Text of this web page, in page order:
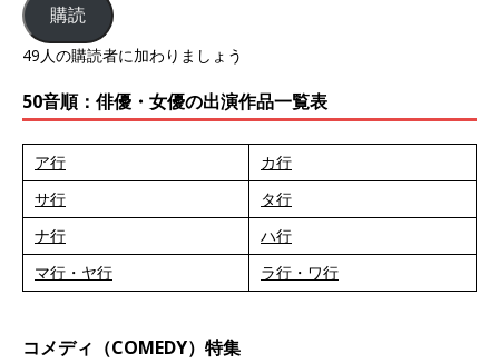
購読
49人の購読者に加わりましょう
50音順：俳優・女優の出演作品一覧表
ア行
カ行
サ行
タ行
ナ行
ハ行
マ行・ヤ行
ラ行・ワ行
コメディ（COMEDY）特集